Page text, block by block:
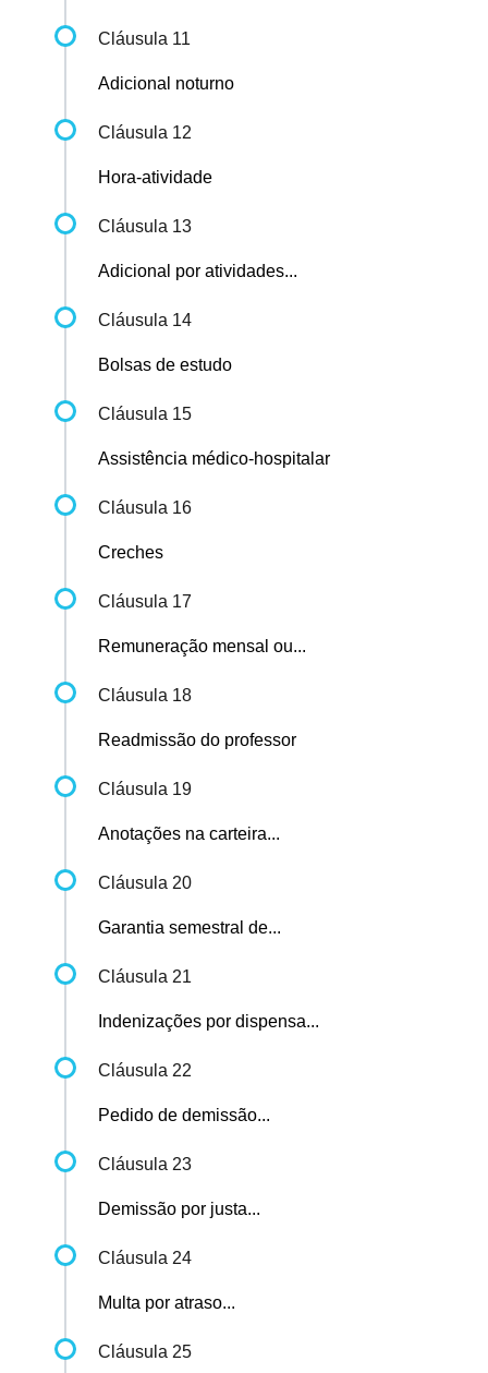
Cláusula 11
Adicional noturno
Cláusula 12
Hora-atividade
Cláusula 13
Adicional por atividades...
Cláusula 14
Bolsas de estudo
Cláusula 15
Assistência médico-hospitalar
Cláusula 16
Creches
Cláusula 17
Remuneração mensal ou...
Cláusula 18
Readmissão do professor
Cláusula 19
Anotações na carteira...
Cláusula 20
Garantia semestral de...
Cláusula 21
Indenizações por dispensa...
Cláusula 22
Pedido de demissão...
Cláusula 23
Demissão por justa...
Cláusula 24
Multa por atraso...
Cláusula 25